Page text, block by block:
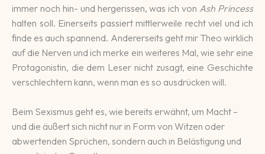
immer noch hin- und her­ge­rissen, was ich von Ash Princess
halten soll. Einer­seits passiert mittler­wei­le recht viel und ich
finde es auch spannend. An­de­rer­seits geht mir Theo wirk­lich
auf die Ner­ven und ich merke ein wei­te­res Mal, wie sehr eine
Pro­ta­gonis­tin, die dem Leser nicht zu­sagt, eine Ge­schich­te
ver­schlech­tern kann, wenn man es so aus­drü­cken will.
Beim Sexismus geht es, wie bereits erwähnt, um Macht –
und die äußert sich nicht nur in Form von Witzen oder
abwertenden Sprüchen, sondern auch in Belästigung und